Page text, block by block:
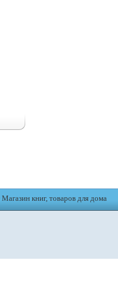
книг, товаров для дома